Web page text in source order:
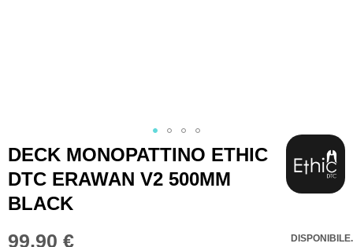
Vai
all'inizio
della
galleria
DECK MONOPATTINO ETHIC
DTC ERAWAN V2 500MM
BLACK
99,90 €
DISPONIBILE.